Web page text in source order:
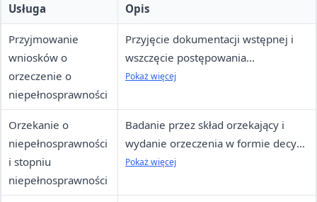
Usługa Opis
Przyjmowanie
wniosków o
orzeczenie o
niepełnosprawności
Przyjęcie dokumentacji wstępnej i
wszczęcie postępowania
orzeczniczego
Pokaż więcej
Orzekanie o
niepełnosprawności
i stopniu
niepełnosprawności
Badanie przez skład orzekający i
wydanie orzeczenia w formie decyzji
administracyjnej
Pokaż więcej